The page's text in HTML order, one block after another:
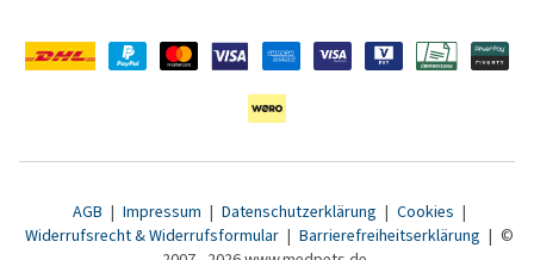
AGB | Impressum | Datenschutzerklärung | Cookies |
Widerrufsrecht & Widerrufsformular | Barrierefreiheitserklärung | ©